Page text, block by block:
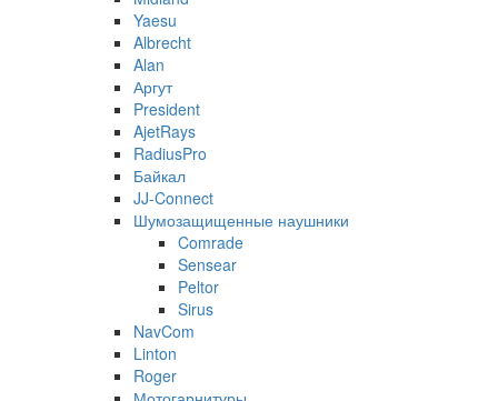
Yaesu
Albrecht
Alan
Аргут
President
AjetRays
RadiusPro
Байкал
JJ-Connect
Шумозащищенные наушники
Comrade
Sensear
Peltor
Sirus
NavCom
Linton
Roger